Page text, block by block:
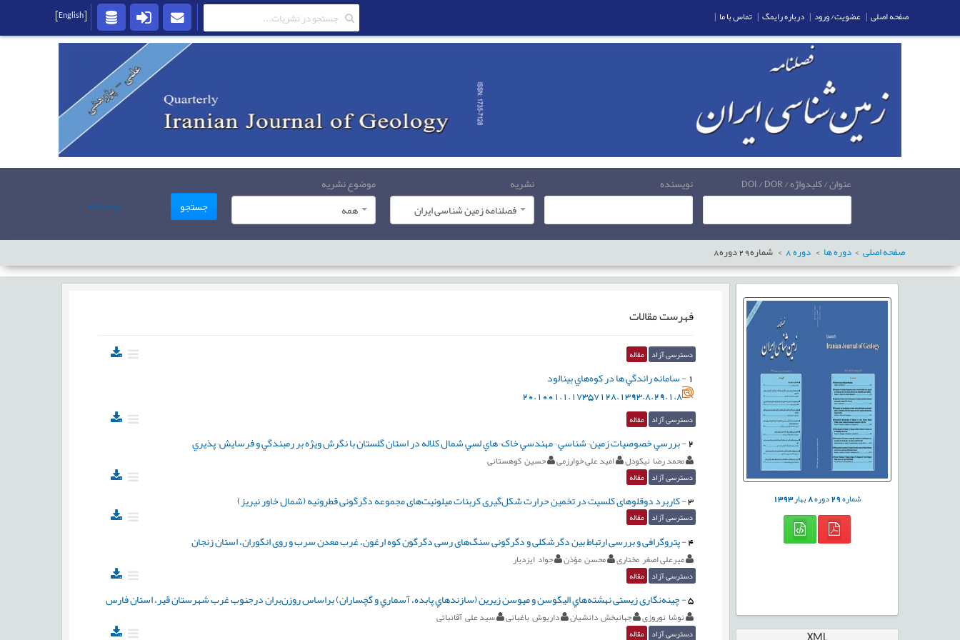
عنوان / کلیدواژه / DOI / DOR نویسنده
نشریه
فصلنامه زمین شناسی ایران
موضوع نشریه
همه
جستجو پیشرفته
صفحه اصلی دوره ها دوره شماره29دوره8
شماره29دوره8بهار1393
فهرست مقالات
دسترسی آزاد مقاله
1
-سامانه راندگي ها در کوه‌هاي بينالود
20.1001.1.17357128.1393.8.29.1.8
دسترسی آزاد مقاله
2
-بررسي خصوصيات زمين¬شناسي ¬مهندسي خاک¬هاي لسي شمال کلاله در استان گلستان با نگرش ويژه بر رمبندگي و فرسايش¬پذيري
محمد رضا نیکودل امید علی خوارزمی حسین کوهستانی
دسترسی آزاد مقاله
3
-کاربرد دوقلوهای کلسیت در تخمین حرارت شکل‌گیری کربنات میلونیت‌های مجموعه دگرگونی قطروئیه (شمال خاور نیریز)
دسترسی آزاد مقاله
4
-پتروگرافی و بررسی ارتباط بین دگرشکلی و دگرگونی سنگ‌های رسی دگرگون کوه ارغون، ‌غرب معدن سرب و روی انگوران، استان زنجان
میرعلی ‌اصغر مختاری محسن مؤذن جواد ایزدیار
دسترسی آزاد مقاله
5
-چینه‌‌‌‌نگاری زیستی نهشته‌هاي اليگوسن و ميوسن زيرين (سازندهاي پابده، آسماري‌ و گچساران) براساس روزن‌بران درجنوب غرب شهرستان قیر، استان فارس
نوشا نوروزی جهانبخش دانشيان داریوش باغبانی سید علی آقانباتی
دسترسی آزاد مقاله
صفحه اصلی | عضویت/ ورود | درباره رایمگ | تماس با ما |
[English]